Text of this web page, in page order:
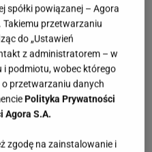
spółki powiązanej – Agora
przetwarzaniu
do „Ustawień
z administratorem – w
i podmiotu, wobec którego
przetwarzaniu danych
Polityka Prywatności
Agora S.A.
zgodę na zainstalowanie i